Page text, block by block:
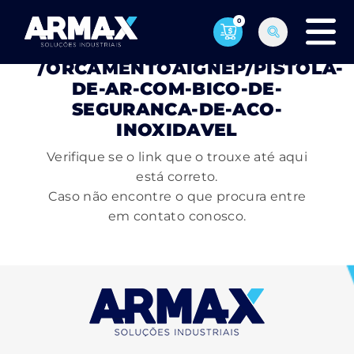
0
PÁGINA NÃO ENCONTRADA
/ORCAMENTOAIGNEP/PISTOLA-
DE-AR-COM-BICO-DE-
SEGURANCA-DE-ACO-
INOXIDAVEL
Verifique se o link que o trouxe até aqui
está correto.
Caso não encontre o que procura entre
em contato conosco.